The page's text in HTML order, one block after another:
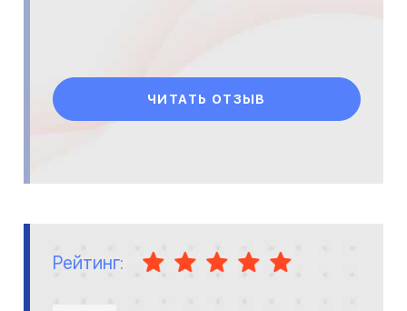
ЧИТАТЬ ОТЗЫВ
Рейтинг: